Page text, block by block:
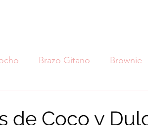
Brazo Gitano Brownie
de Coco y